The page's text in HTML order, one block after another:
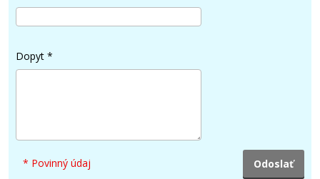
Dopyt *
* Povinný údaj